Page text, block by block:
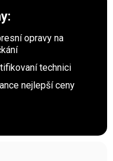
opravy na
technici
nejlepší ceny